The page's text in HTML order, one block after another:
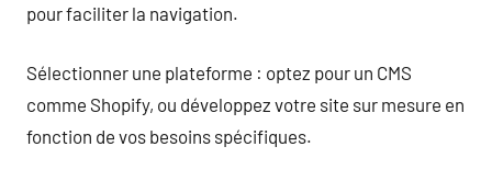
pour faciliter la navigation.
Sélectionner une plateforme : optez pour un CMS
comme Shopify, ou développez votre site sur mesure en
fonction de vos besoins spécifiques.